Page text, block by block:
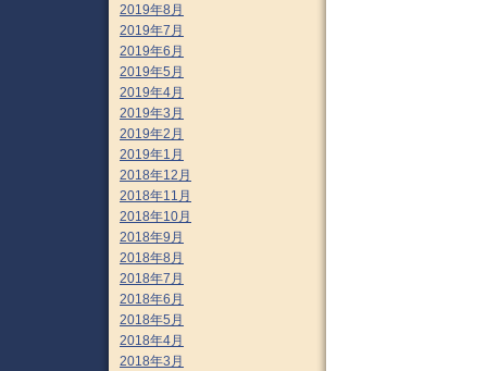
2019年8月
2019年7月
2019年6月
2019年5月
2019年4月
2019年3月
2019年2月
2019年1月
2018年12月
2018年11月
2018年10月
2018年9月
2018年8月
2018年7月
2018年6月
2018年5月
2018年4月
2018年3月